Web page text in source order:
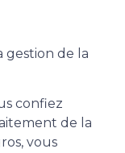
gestion de la
confiez
de la
vous